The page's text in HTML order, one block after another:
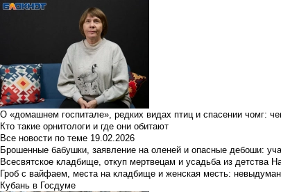
О «домашнем госпитале», редких видах птиц и спасении чомг:
Кто такие орнитологи и где они обитают
Все новости по теме 19.02.2026
Брошенные бабушки, заявление на оленей и опасные дебоши:
Всесвятское кладбище, откуп мертвецам и усадьба из детства
Гроб с вайфаем, места на кладбище и женская месть:
Кубань в Госдуме